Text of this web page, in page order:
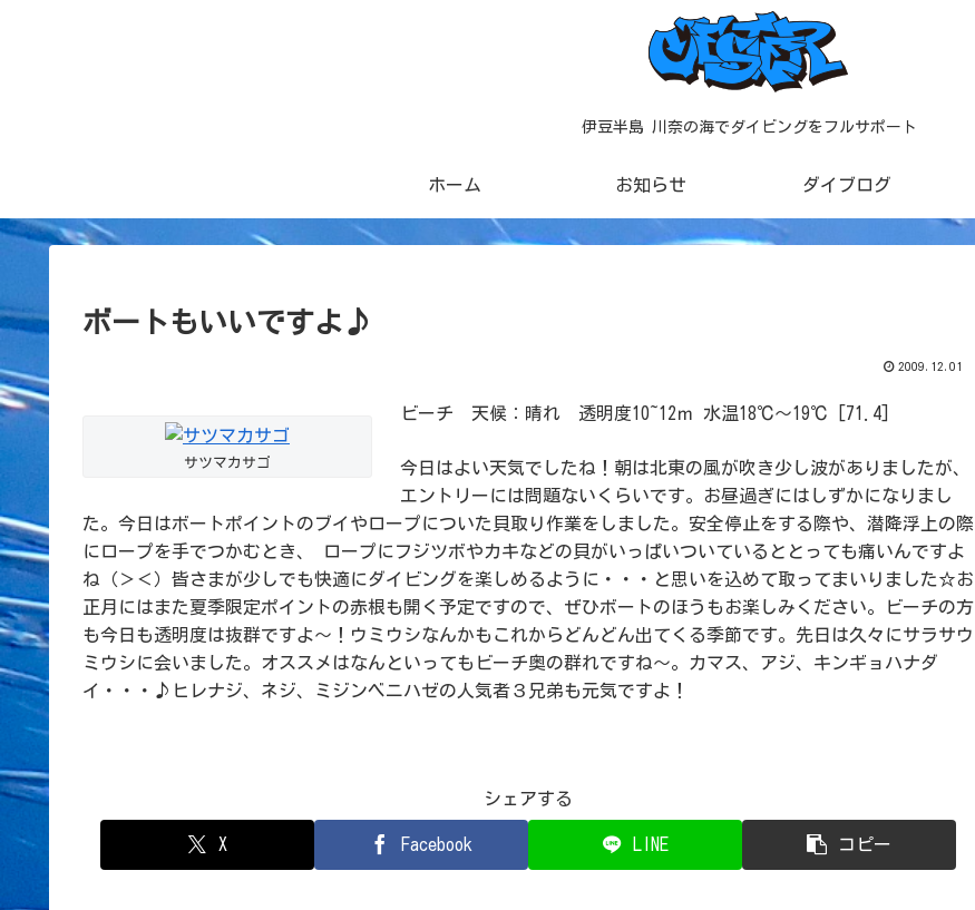
伊豆半島 川奈の海でダイビングをフルサポート
ホーム お知らせ ダイブログ
ボートもいいですよ♪
2009.12.01
サツマカサゴ
ビーチ 天候：晴れ 透明度10~12ｍ 水温18℃～19℃ [71.4]
今日はよい天気でしたね！朝は北東の風が吹き少し波がありましたが、
エントリーには問題ないくらいです。お昼過ぎにはしずかになりまし
た。今日はボートポイントのブイやロープについた貝取り作業をしました。安全停止をする際や、潜降浮上の際
にロープを手でつかむとき、 ロープにフジツボやカキなどの貝がいっぱいついているととっても痛いんですよ
ね（＞＜）皆さまが少しでも快適にダイビングを楽しめるように・・・と思いを込めて取ってまいりました☆お
正月にはまた夏季限定ポイントの赤根も開く予定ですので、ぜひボートのほうもお楽しみください。ビーチの方
も今日も透明度は抜群ですよ～！ウミウシなんかもこれからどんどん出てくる季節です。先日は久々にサラサウ
ミウシに会いました。オススメはなんといってもビーチ奥の群れですね～。カマス、アジ、キンギョハナダ
イ・・・♪ヒレナジ、ネジ、ミジンベニハゼの人気者３兄弟も元気ですよ！
シェアする
X Facebook LINE コピー